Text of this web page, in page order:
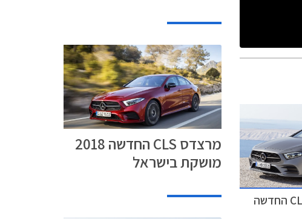
מרצדס CLS החדשה 2018
מושקת בישראל